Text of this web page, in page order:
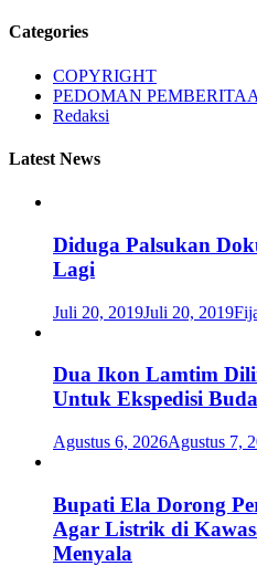
Categories
COPYRIGHT
PEDOMAN
Redaksi
Latest News
Diduga Palsukan
Lagi
Juli 20, 2019Juli 20, 2019
Dua Ikon Lamtim
Untuk Ekspedisi
Agustus 6, 2026Agustus 7,
Bupati Ela Dorong
Agar Listrik di
Menyala